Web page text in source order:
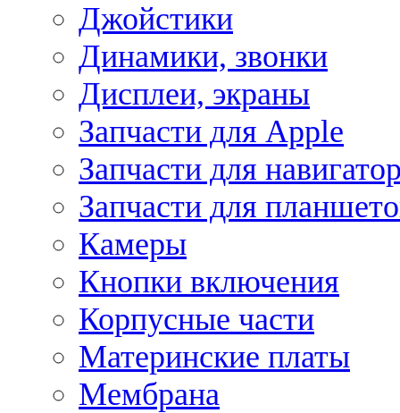
Джойстики
Динамики, звонки
Дисплеи, экраны
Запчасти для Apple
Запчасти для
Запчасти для
Камеры
Кнопки включения
Корпусные части
Материнские платы
Мембрана